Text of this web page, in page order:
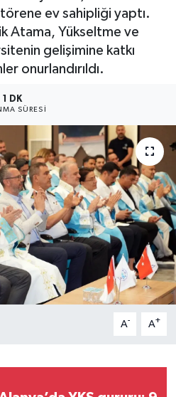
ev sahipliği yaptı.
Atama, Yükseltme ve
gelişimine katkı
onurlandırıldı.
1 DK
SÜRESI
A- A+